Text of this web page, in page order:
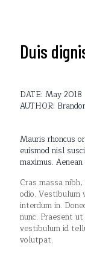
Duis
DATE: May 2018
AUTHOR:
Mauris rhoncus
euismod nisl
maximus.
Cras massa
odio. Vestibulum
interdum in.
nunc. Praesent
vestibulum id
volutpat.